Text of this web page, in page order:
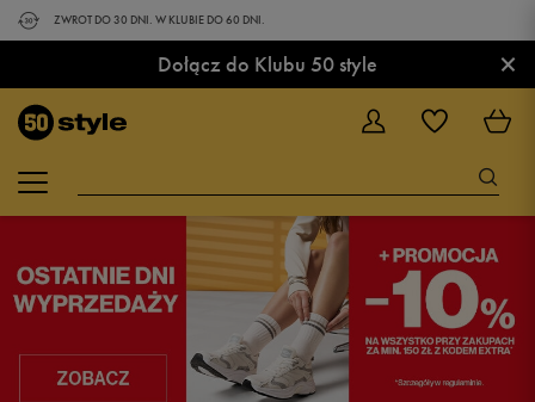
ZWROT DO 30 DNI. W KLUBIE DO 60 DNI.
Dołącz do Klubu 50 style ×